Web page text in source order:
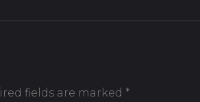
fields are marked *